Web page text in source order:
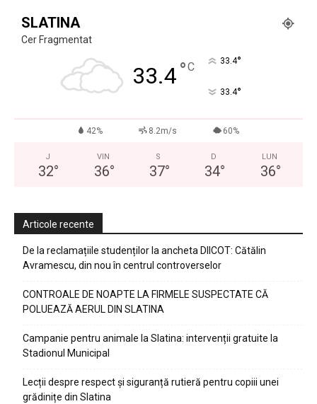
SLATINA
Cer Fragmentat
33.4°C 33.4°
33.4°
42% 8.2m/s 60%
J
32°
VIN
36°
S
37°
D
34°
LUN
36°
Articole recente
De la reclamațiile studenților la ancheta DIICOT: Cătălin
Avramescu, din nou în centrul controverselor
CONTROALE DE NOAPTE LA FIRMELE SUSPECTATE CĂ
POLUEAZĂ AERUL DIN SLATINA
Campanie pentru animale la Slatina: intervenții gratuite la
Stadionul Municipal
Lecții despre respect și siguranță rutieră pentru copiii unei
grădinițe din Slatina